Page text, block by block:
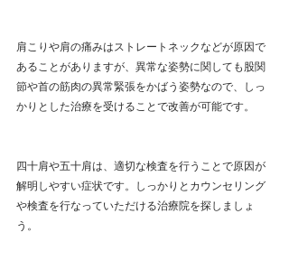
肩こりや肩の痛みはストレートネックなどが原因で
あることがありますが、異常な姿勢に関しても股関
節や首の筋肉の異常緊張をかばう姿勢なので、しっ
かりとした治療を受けることで改善が可能です。
四十肩や五十肩は、適切な検査を行うことで原因が
解明しやすい症状です。しっかりとカウンセリング
や検査を行なっていただける治療院を探しましょ
う。